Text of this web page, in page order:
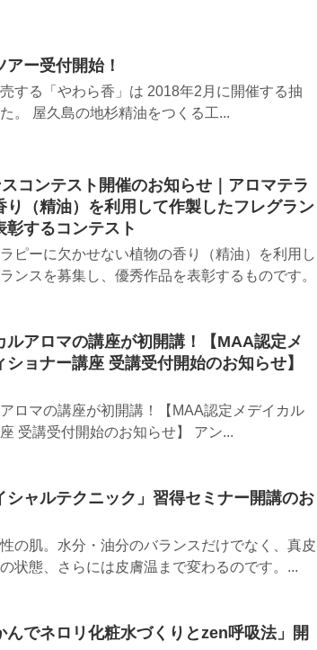
ー受付開始！
する「やわら香」は 2018年2月に開催する抽
。 屋久島の地杉精油をつくる工...
コンテスト開催のお知らせ｜アロマテラ
り（精油）を利用して作製したフレグラン
彰するコンテスト
ピーに欠かせない植物の香り（精油）を利用し
ンスを募集し、優秀作品を表彰するものです。
ルアロマの講座が初開講！【MAA認定メ
ョナー講座 受講受付開始のお知らせ】
ロマの講座が初開講！【MAA認定メデイカル
受講受付開始のお知らせ】 アン...
シャルテクニック」習得セミナー開講のお
の肌。水分・油分のバランスだけでなく、真皮
状態、さらには皮膚温まで変わるのです。...
でネロリ化粧水づくりとzen呼吸法」開